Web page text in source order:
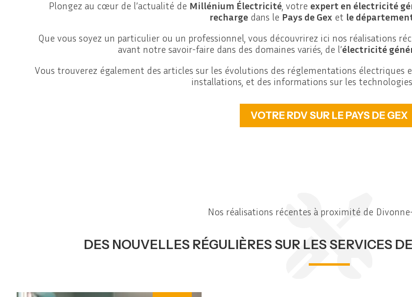
Plongez au cœur de l’actualité de Millénium Électricité, votre expert en électricité
rechargedans le Pays de Gex et le
Que vous soyez un particulier ou un professionnel, vous découvrirez ici nos réalisations
avant notre savoir-faire dans des domaines variés, de l’électricité
Vous trouverez également des articles sur les évolutions des réglementations électriques
installations, et des informations sur les
VOTRE RDV SUR LE PAYS DE GEX
Nos réalisations récentes à proximité de
DES NOUVELLES RÉGULIÈRES SUR LES SERVICES